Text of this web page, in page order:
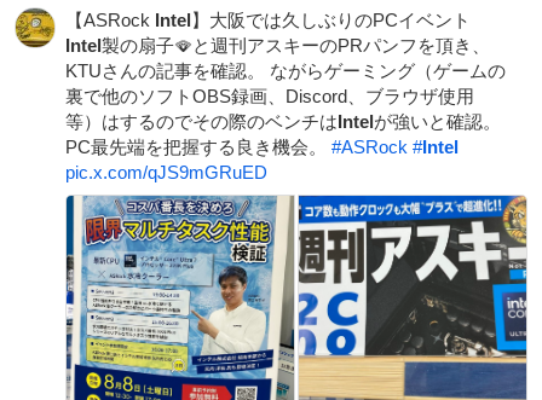
ド
を
消
す
【ASRock Intel】大阪では久しぶりのPCイベント
Intel製の扇子🪭と週刊アスキーのPRパンフを頂き、
KTUさんの記事を確認。 ながらゲーミング（ゲームの
裏で他のソフトOBS録画、Discord、ブラウザ使用
等）はするのでその際のベンチはIntelが強いと確認。
PC最先端を把握する良き機会。 #ASRock #Intel
pic.x.com/qJS9mGRuED